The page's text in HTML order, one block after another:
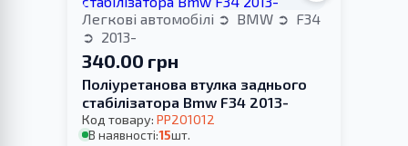
Легкові автомобілі BMW
F34
2013-
340.00 грн
Поліуретанова втулка заднього
стабілізатора Bmw F34 2013-
Код товару: PP201012
В наявності:15шт.